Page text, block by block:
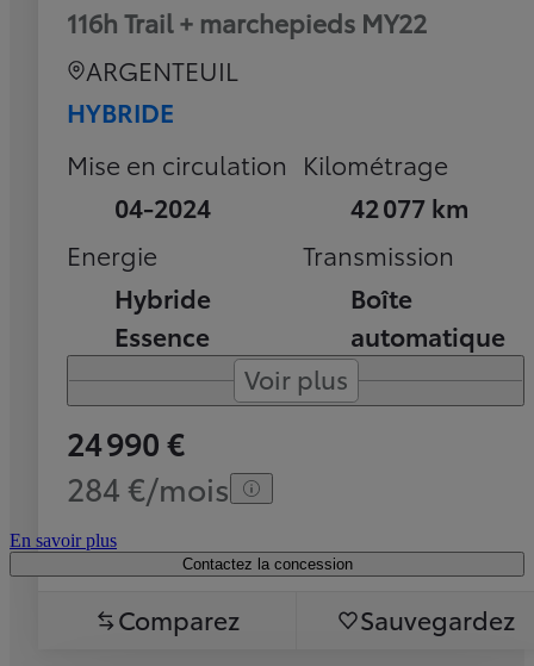
116h Trail + marchepieds MY22
ARGENTEUIL
HYBRIDE
Mise en circulation
04-2024
Kilométrage
42 077 km
Energie
Hybride
Essence
Transmission
Boîte
automatique
Voir plus
24 990 €
284 €/mois
En savoir plus
Contactez la concession
Comparez Sauvegardez